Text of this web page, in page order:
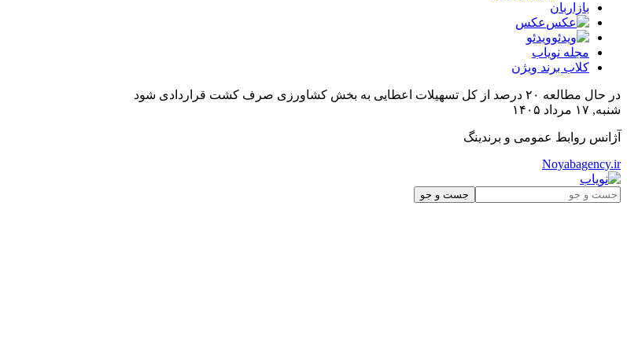
بازاربان
عکس
ویدئو
مجله نویاب
کلاب برند ویژن
در حال مطالعه ۲۰ درصد از کل تسهیلات اعطایی به بخش کشاورزی صرف کشت قراردادی شود
شنبه, ۱۷ مرداد ۱۴۰۵
آژانس روابط عمومی و برندینگ
Noyabagency.ir